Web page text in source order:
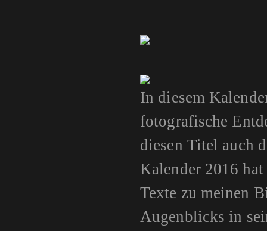
In diesem
fotografische
diesen Titel auch
Kalender 2016
Texte zu meinen
Augenblicks in